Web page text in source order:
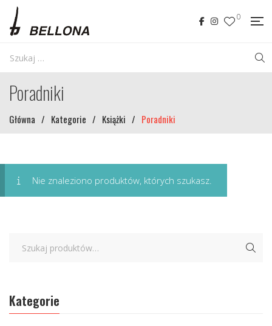
0
Poradniki
Główna / Kategorie / Książki / Poradniki
Nie znaleziono produktów, których szukasz.
Kategorie